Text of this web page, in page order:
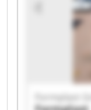
Formplast